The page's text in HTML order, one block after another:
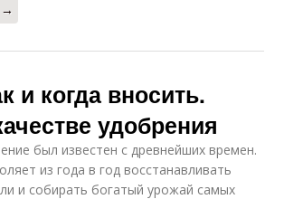
→
и когда вносить.
удобрения
был известен с древнейших времен.
из года в год восстанавливать
и собирать богатый урожай самых